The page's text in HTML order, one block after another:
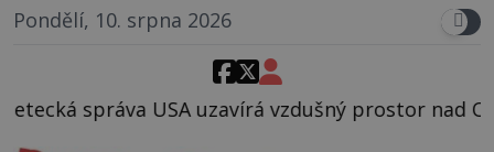
Pondělí, 10. srpna 2026
vzdušný prostor nad Oblastí 51, mohlo to